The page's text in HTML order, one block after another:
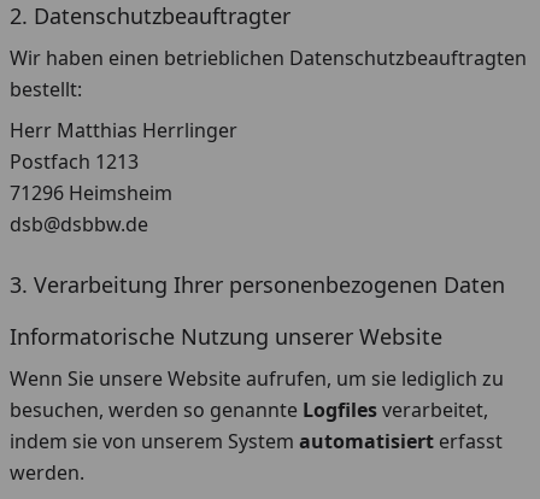
2. Datenschutzbeauftragter
Wir haben einen betrieblichen Datenschutzbeauftragten
bestellt:
Herr Matthias Herrlinger
Postfach 1213
71296 Heimsheim
dsb@dsbbw.de
3. Verarbeitung Ihrer personenbezogenen Daten
Informatorische Nutzung unserer Website
Wenn Sie unsere Website aufrufen, um sie lediglich zu
besuchen, werden so genannte Logfilesverarbeitet,
indem sie von unserem System automatisiert erfasst
werden.